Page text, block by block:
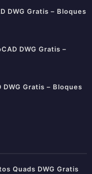
DWG Gratis – Bloques
DWG Gratis –
Gratis – Bloques
Quads DWG Gratis